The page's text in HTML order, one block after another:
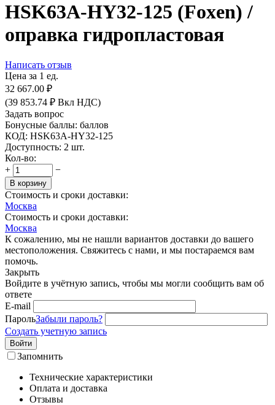
HSK63A-HY32-125 (Foxen) /
оправка гидропластовая
Написать отзыв
Цена за 1 ед.
32 667.00 ₽
(39 853.74 ₽ Вкл НДС)
Задать вопрос
Бонусные баллы: баллов
КОД: HSK63A-HY32-125
Доступность: 2 шт.
Кол-во:
+
−
В корзину
Стоимость и сроки доставки:
Москва
Стоимость и сроки доставки:
Москва
К сожалению, мы не нашли вариантов доставки до вашего
местоположения. Свяжитесь с нами, и мы постараемся вам
помочь.
Закрыть
Войдите в учётную запись, чтобы мы могли сообщить вам об
ответе
E-mail
ПарольЗабыли пароль?
Создать учетную запись
Войти
Запомнить
Технические характеристики
Оплата и доставка
Отзывы